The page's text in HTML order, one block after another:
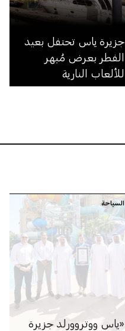
جزيرة ياس تحتفل بعيد
الفطر بعرض مُبهر
للألعاب النارية
السياحة
«ياس ووتروورلد جزيرة